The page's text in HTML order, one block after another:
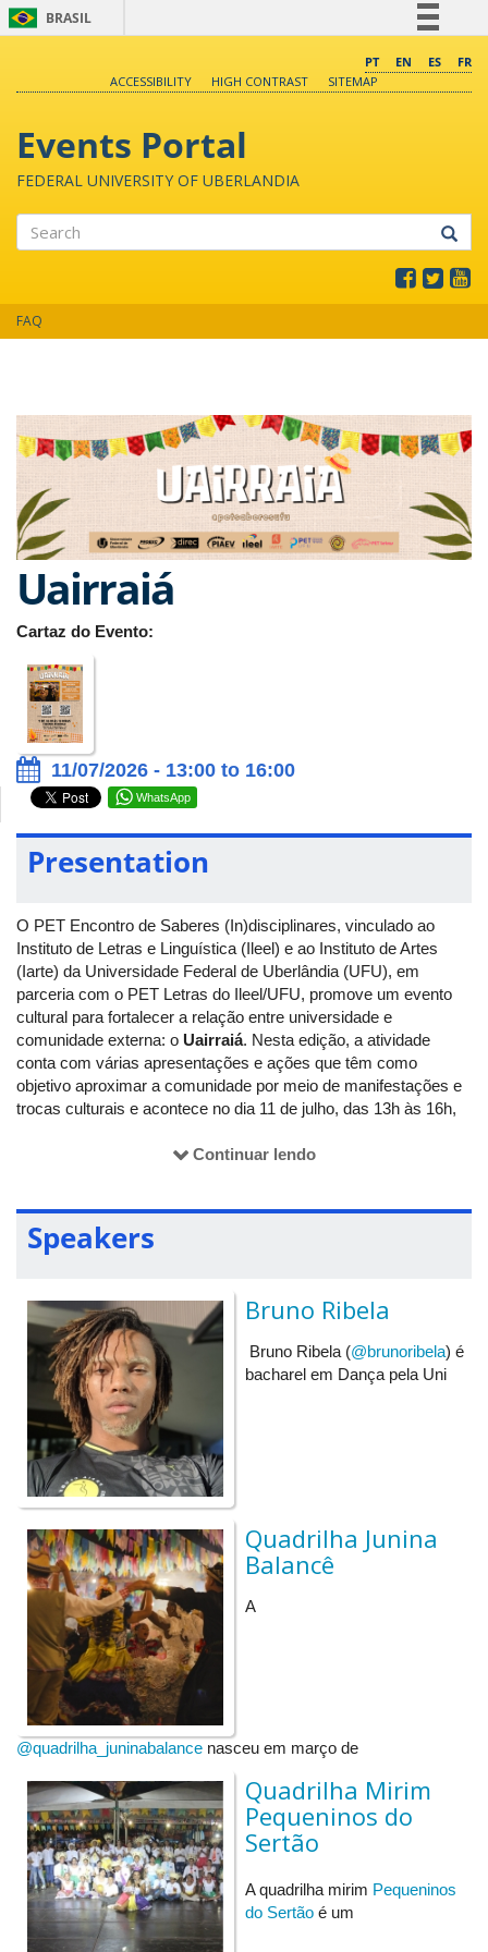
BRASIL
Comunica BR
Canais
PT EN ES
FR
ACCESSIBILITY
HIGH CONTRAST SITEMAP
Events Portal
FEDERAL UNIVERSITY OF UBERLANDIA
FAQ
Uairraiá
Cartaz do Evento:
11/07/2026 - 13:00 to 16:00
WhatsApp
Presentation
O PET Encontro de Saberes (In)disciplinares, vinculado ao
Instituto de Letras e Linguística (Ileel) e ao Instituto de Artes
(Iarte) da Universidade Federal de Uberlândia (UFU), em
parceria com o PET Letras do Ileel/UFU, promove um evento
cultural para fortalecer a relação entre universidade e
comunidade externa: o Uairraiá. Nesta edição, a atividade
conta com várias apresentações e ações que têm como
objetivo aproximar a comunidade por meio de manifestações e
trocas culturais e acontece no dia 11 de julho, das 13h às 16h,
O Uairraiá conta com o apoio da Pró-Reitoria de Extensão e
com recursos do edital do Programa Institucional de Apoio a
Eventos (PIAEV).
O que vai acontecer no evento?
Aula gratuita de forró pé de serra com Bruno Ribela;
Apresentações de quadrilhas juninas de Uberlândia:
Pequeninos do Sertão e Junina Balancê;
Feirinha com venda de artes e comidas típicas;
Correio elegante.
O Uairraiá também conta com um varal artístico físico em que
cada um pode expor até 3 obras, podendo ser do tamanho A4,
A3, 10X15CM, entre outros. As obras serão expostas em um
varal utilizando pregadores de madeira e, ao início do evento,
haverá um momento de divulgação e apreciação delas.
Continuar lendo
Speakers
Bruno Ribela
Bruno Ribela (@brunoribela) é
bacharel em Dança pela Uni
Quadrilha Junina
Balancê
A
@quadrilha_juninabalance nasceu em março de
Quadrilha Mirim
Pequeninos do
Sertão
A quadrilha mirim Pequeninos
do Sertão é um